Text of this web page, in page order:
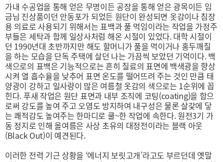
가내 수공업을 통해 얻은 무명이든 공장을 통해 얻은 광목이든 임
금님 진상품이던 안동포가 되었든 원단이 완성되면 옷감이나 침장
용 의료로 사용되기 위해서는 표백과 풀 먹임이라는 작업을 가정주
부들은 세탁과 함께 일상사처럼 해온 시절이 있었다. 대학 시절이
던 1990년대 초반까지만 해도 할머니가 풀을 먹이거나 홍두깨질
을하는 모습을 단독 주택에 살던 나는 가끔씩 보았던 기억이다. 백
색으로의 표백은 기능적으로는 흔히 질료의 표면에 백색광을 향상
시켜 열 흡수율을 낮추어 표면 온도를 떨어뜨려 주는 것인 만큼 태
양광이 강하고 일사량이 많은 여름철 옷감의 색으로는 1순위에 꼽
힌다. 푸새 작업은 원단 표면과 내부 조직에 코팅(coating)을 함으
로써 강도를 높여 주고 오염도 방지하여 내구성은물론 살갗에 닿
는 쾌적감도 높여주는 한마디로 쿨~한 작업에 속한다.원전3기 가
동 정지로 인해 올여름은 사상 초유의 대정전이라는 블랙 아웃
(Black Out)이 예견된다.
이러한 전력 기근 상황을 ‘에너지 보릿고개’라고도 부르던데 옛말